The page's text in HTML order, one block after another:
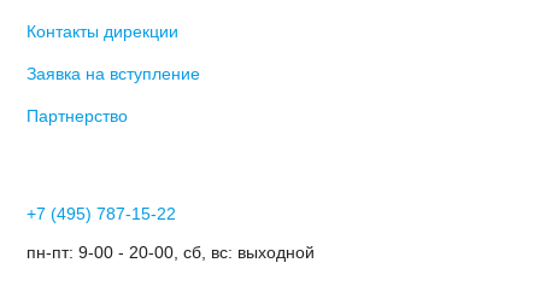
Контакты дирекции
Заявка на вступление
Партнерство
+7 (495) 787-15-22
пн-пт: 9-00 - 20-00, сб, вс: выходной